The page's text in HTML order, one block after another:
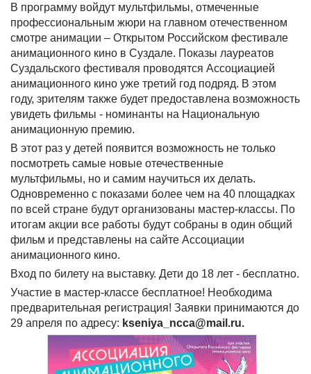
В программу войдут мультфильмы, отмеченные
профессиональным жюри на главном отечественном
смотре анимации – Открытом Российском фестивале
анимационного кино в Суздале. Показы лауреатов
Суздальского фестиваля проводятся Ассоциацией
анимационного кино уже третий год подряд. В этом
году, зрителям также будет предоставлена возможность
увидеть фильмы - номинанты на Национальную
анимационную премию.
В этот раз у детей появится возможность не только
посмотреть самые новые отечественные
мультфильмы, но и самим научиться их делать.
Одновременно с показами более чем на 40 площадках
по всей стране будут организованы мастер-классы. По
итогам акции все работы будут собраны в один общий
фильм и представлены на сайте Ассоциации
анимационного кино.
Вход по билету на выставку. Дети до 18 лет - бесплатно.
Участие в мастер-классе бесплатное! Необходима
предварительная регистрация! Заявки принимаются до
29 апреля по адресу: kseniya_ncca@mail.ru.